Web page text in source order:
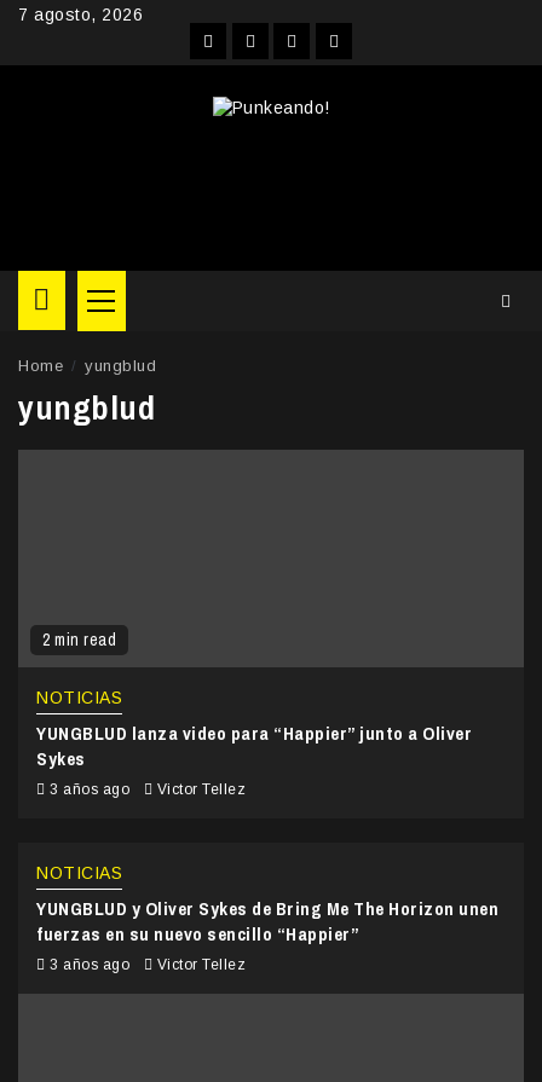
Skip7 agosto, 2026
FacebookInstagram
YouTubeTwitter
Primary
Menu
Home yungblud
yungblud
2 min read
NOTICIAS
YUNGBLUD lanza video para “Happier” junto a Oliver
Sykes
3 años ago Victor Tellez
NOTICIAS
YUNGBLUD y Oliver Sykes de Bring Me The Horizon unen
fuerzas en su nuevo sencillo “Happier”
3 años ago Victor Tellez